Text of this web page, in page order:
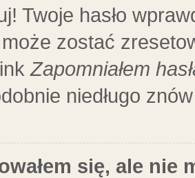
Twoje hasło
zostać
Zapomniałem
niedługo
się, ale nie